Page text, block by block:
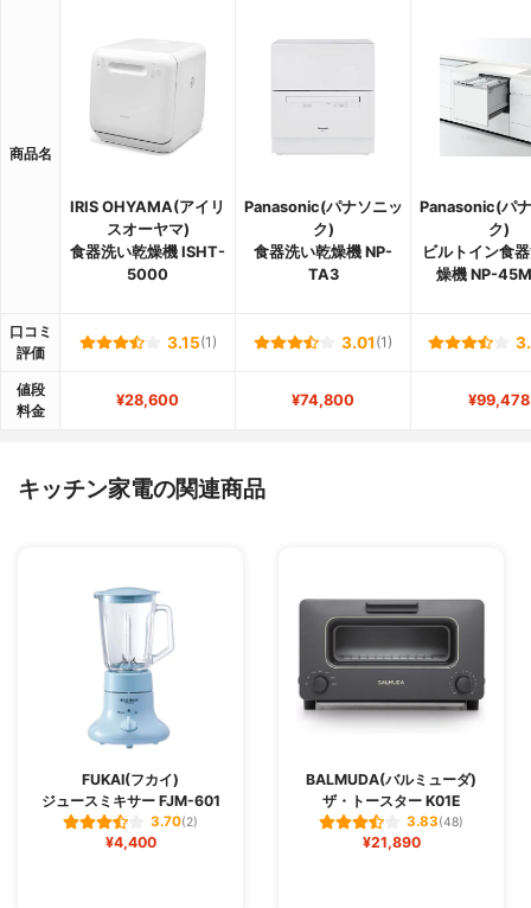
商品名
IRIS OHYAMA(アイリ
スオーヤマ)
食器洗い乾燥機 ISHT-
5000
Panasonic(パナソニッ
ク)
食器洗い乾燥機 NP-
TA3
Panasonic(パ
ク)
ビルトイン食
燥機 NP-
口コミ
評価
3.15(1) 3.01 (1)
値段
料金
¥28,600 ¥74,800 ¥99,478
キッチン家電の関連商品
FUKAI(フカイ)
ジュースミキサー FJM-601
3.70(2)
¥4,400
BALMUDA(バルミューダ)
ザ・トースター K01E
3.83(48)
¥21,890